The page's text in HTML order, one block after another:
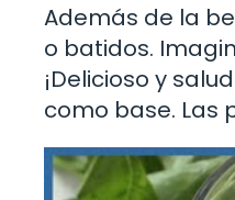
Además de la
o batidos.
¡Delicioso y
como base. Las